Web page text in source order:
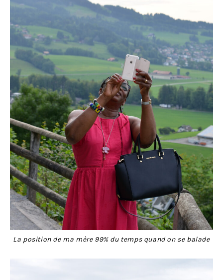
La position de ma mère 99% du temps quand on se balade